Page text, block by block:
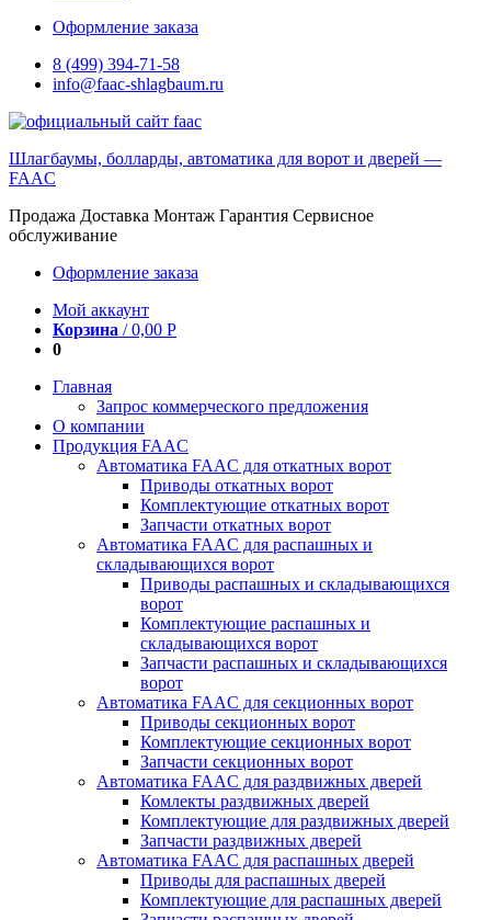
Оформление заказа
8 (499) 394-71-58
info@faac-shlagbaum.ru
Шлагбаумы, болларды, автоматика для ворот и дверей —
FAAC
Продажа Доставка Монтаж Гарантия Сервисное
обслуживание
Оформление заказа
Мой аккаунт
Корзина /0,00 Р
0
Главная
Запрос коммерческого предложения
О компании
Продукция FAAC
Автоматика FAAC для откатных ворот
Приводы откатных ворот
Комплектующие откатных ворот
Запчасти откатных ворот
Автоматика FAAC для распашных и
складывающихся ворот
Приводы распашных и складывающихся
ворот
Комплектующие распашных и
складывающихся ворот
Запчасти распашных и складывающихся
ворот
Автоматика FAAC для секционных ворот
Приводы секционных ворот
Комплектующие секционных ворот
Запчасти секционных ворот
Автоматика FAAC для раздвижных дверей
Комлекты раздвижных дверей
Комплектующие для раздвижных дверей
Запчасти раздвижных дверей
Автоматика FAAC для распашных дверей
Приводы для распашных дверей
Комплектующие для распашных дверей